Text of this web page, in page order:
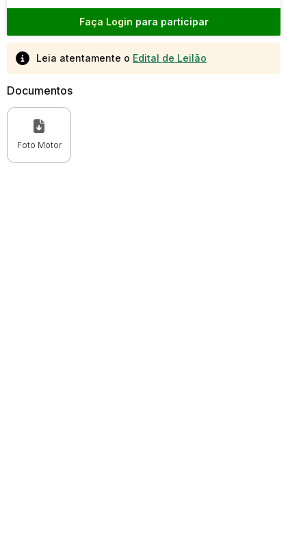
Faça Login para participar
Leia atentamente o Edital de Leilão
Documentos
Foto Motor